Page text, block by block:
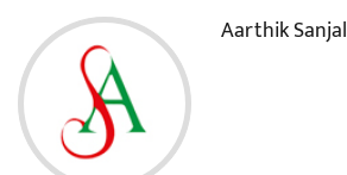
Aarthik Sanjal